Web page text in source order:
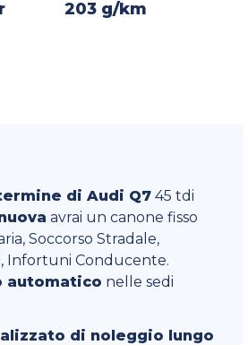
203 g/km
di Audi Q7 45 tdi
avrai un canone fisso
Soccorso Stradale,
Infortuni Conducente.
automatico nelle sedi
di noleggio lungo